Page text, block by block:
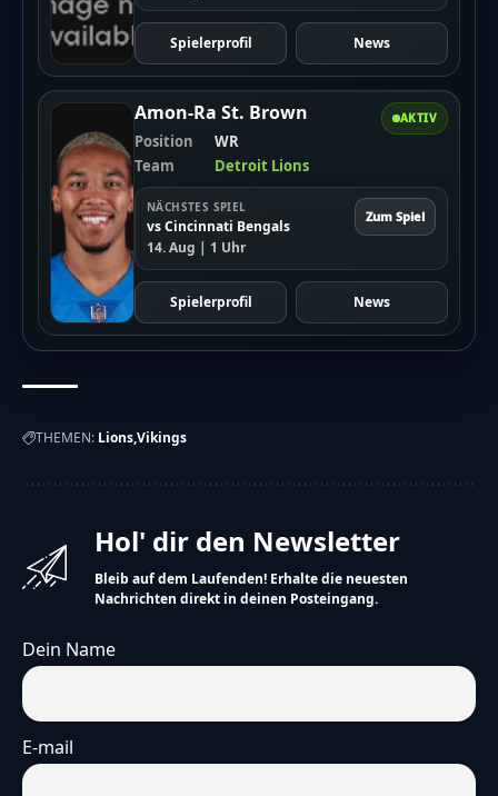
Spielerprofil News
AKTIV
Amon-Ra St. Brown
Position
WR
Team
Detroit Lions
NÄCHSTES SPIEL
vs Cincinnati Bengals
14. Aug | 1 Uhr
Zum Spiel
Spielerprofil News
THEMEN: LionsVikings
Hol' dir den Newsletter
Bleib auf dem Laufenden! Erhalte die neuesten
Nachrichten direkt in deinen Posteingang.
Dein Name
E-mail